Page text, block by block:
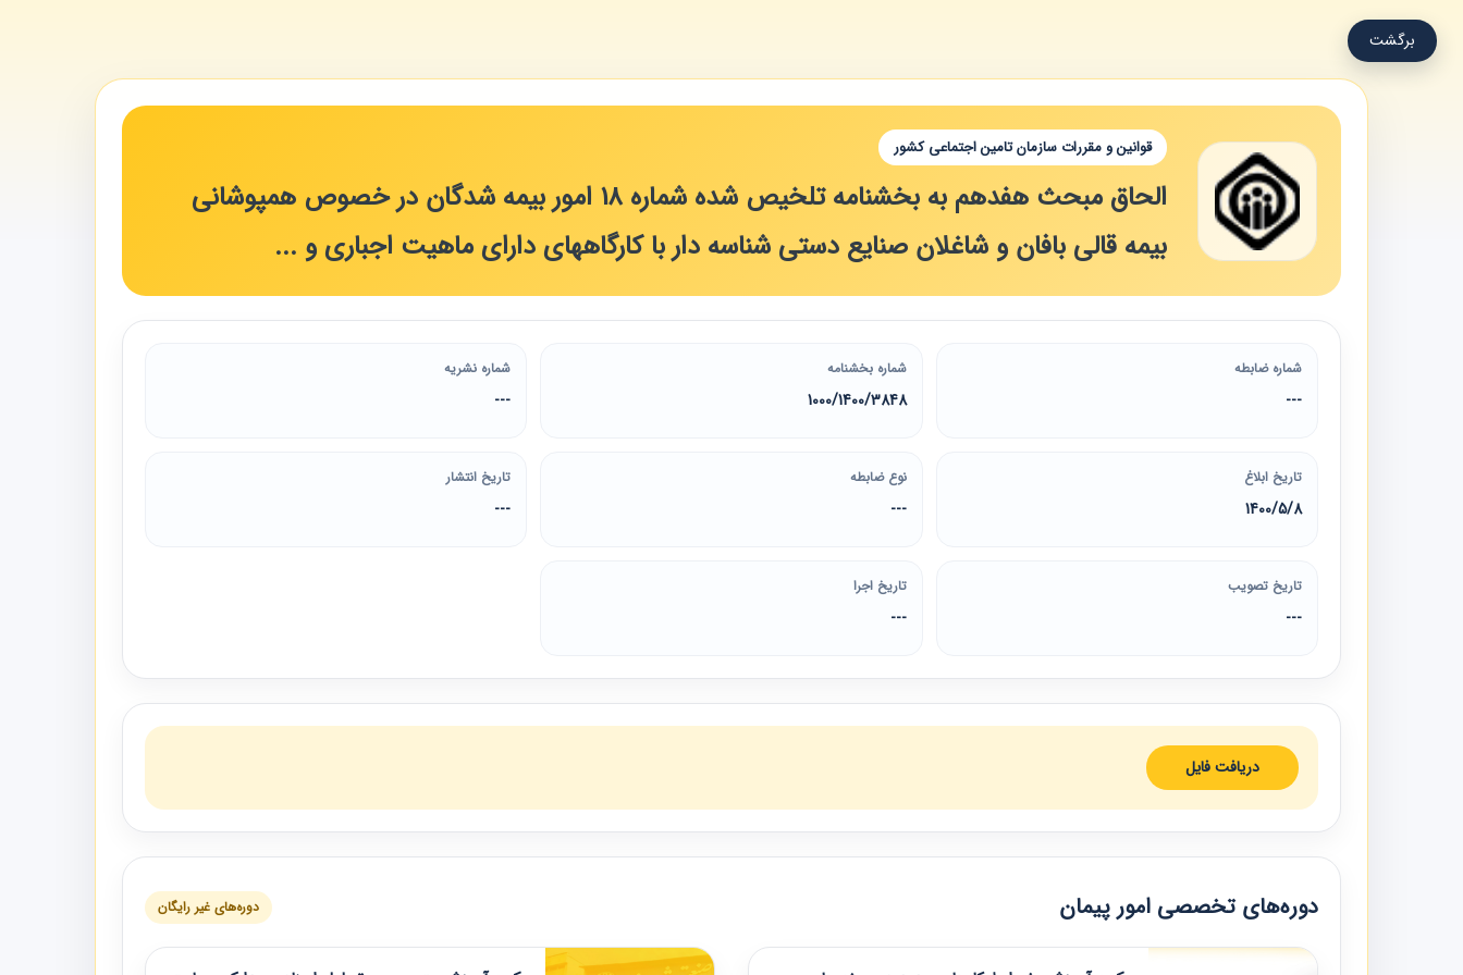
برگشت
قوانین و مقررات سازمان تامین اجتماعی کشور
الحاق مبحث هفدهم به بخشنامه تلخیص شده شماره 18 امور بیمه شدگان در خصوص همپوشانی
بیمه قالی بافان و شاغلان صنایع دستی شناسه دار با کارگاههای دارای ماهیت اجباری و ...
شماره ضابطه
---
شماره بخشنامه
1000/1400/3848
شماره نشریه
---
تاریخ ابلاغ
1400/5/8
نوع ضابطه
---
تاریخ انتشار
---
تاریخ تصویب
---
تاریخ اجرا
---
دریافت فایل
دوره‌های تخصصی امور پیمان دوره‌های غیر رایگان